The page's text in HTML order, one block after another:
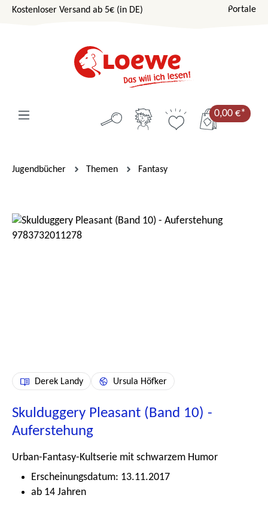
Zum Hauptinhalt springen
Kostenloser Versand ab 5€ (in DE) Portale
0,00 €*
Jugendbücher Themen Fantasy
Bildergalerie überspringen
Derek Landy Ursula Höfker
Skulduggery Pleasant (Band 10) -
Auferstehung
Urban-Fantasy-Kultserie mit schwarzem Humor
Erscheinungsdatum: 13.11.2017
ab 14 Jahren